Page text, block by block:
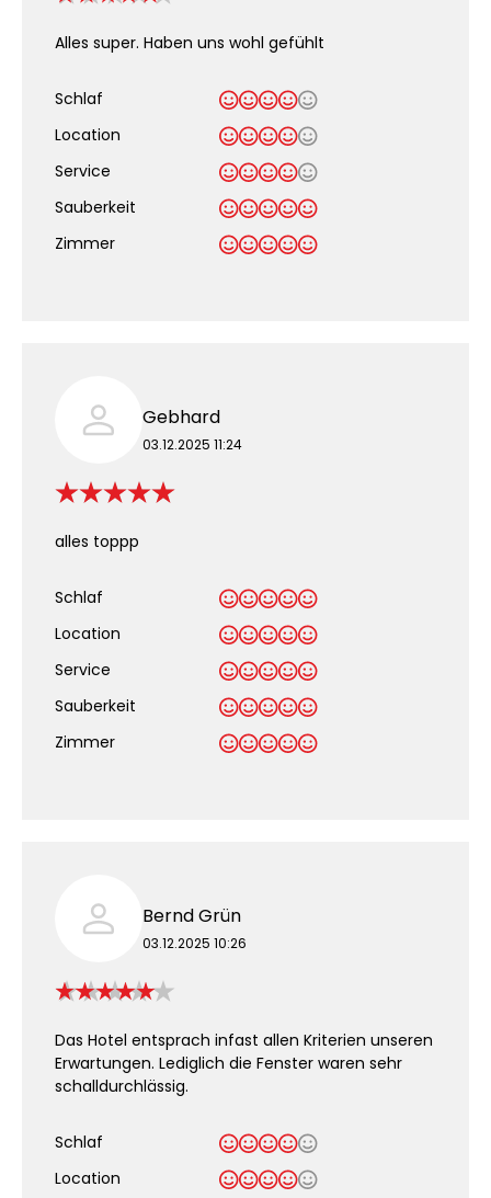
Alles super. Haben uns wohl gefühlt
Schlaf
Location
Service
Sauberkeit
Zimmer
Gebhard
03.12.2025 11:24
alles toppp
Schlaf
Location
Service
Sauberkeit
Zimmer
Bernd Grün
03.12.2025 10:26
Das Hotel entsprach infast allen Kriterien unseren
Erwartungen. Lediglich die Fenster waren sehr
schalldurchlässig.
Schlaf
Location